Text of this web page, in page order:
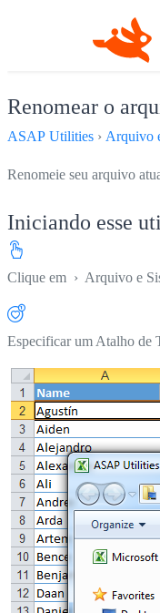
Renomear o
ASAP Utilities › Arquivo
Renomeie seu arquivo
Iniciando esse
Clique em › Arquivo e
Especificar um Atalho de